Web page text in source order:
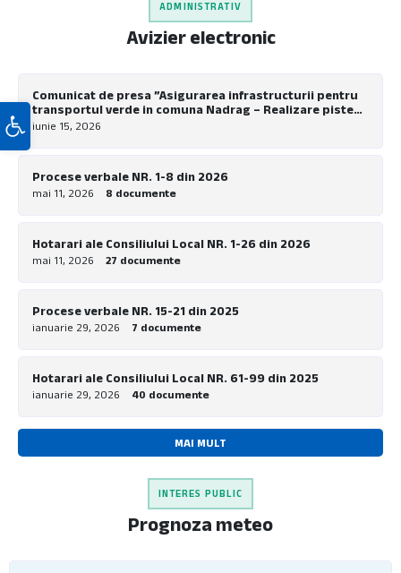
Deschide bara de unelte
ADMINISTRATIV
Avizier electronic
Comunicat de presa ”Asigurarea infrastructurii pentru
transportul verde in comuna Nadrag – Realizare piste
pentru biciclete la nivel local”
iunie 15, 2026
Procese verbale NR. 1-8 din 2026
mai 11, 2026 8 documente
Hotarari ale Consiliului Local NR. 1-26 din 2026
mai 11, 2026 27 documente
Procese verbale NR. 15-21 din 2025
ianuarie 29, 2026 7 documente
Hotarari ale Consiliului Local NR. 61-99 din 2025
ianuarie 29, 2026 40 documente
MAI MULT
INTERES PUBLIC
Prognoza meteo